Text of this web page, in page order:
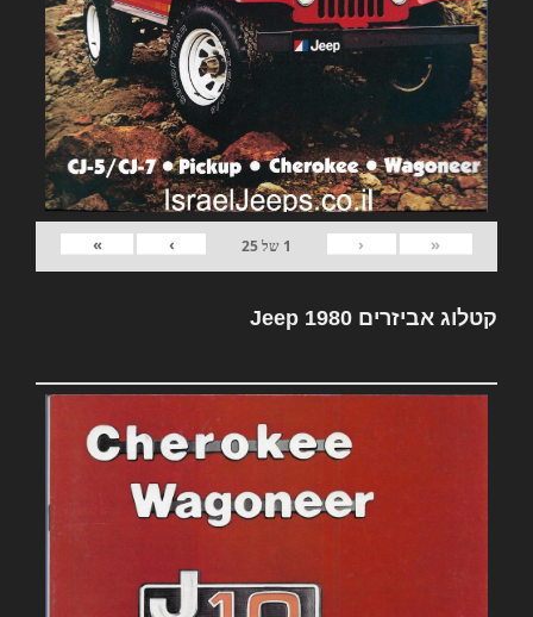
«
‹
1 של25
›
»
קטלוג אביזרים Jeep 1980